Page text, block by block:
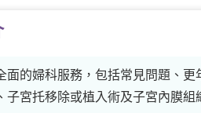
面的婦科服務，包括常見問題、
子宮托移除或植入術及子宮內膜組